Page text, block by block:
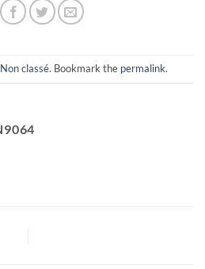
Non classé. Bookmark the permalink.